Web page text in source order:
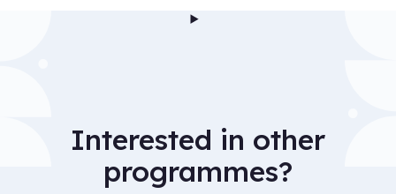
Interested in other
programmes?